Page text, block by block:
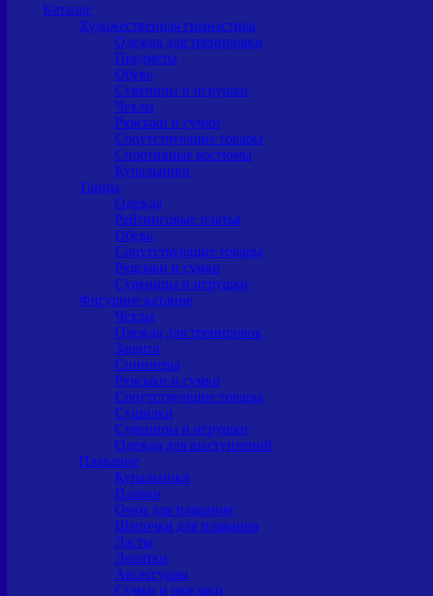
Каталог
Художественная гимнастика
Одежда для тренировки
Предметы
Обувь
Сувениры и игрушки
Чехлы
Рюкзаки и сумки
Сопутствующие товары
Спортивные костюмы
Купальники
Танцы
Одежда
Рейтинговые платья
Обувь
Сопутствующие товары
Рюкзаки и сумки
Сувениры и игрушки
Фигурное катание
Чехлы
Одежда для тренировок
Защита
Спиннеры
Рюкзаки и сумки
Сопутствующие товары
Сушилки
Сувениры и игрушки
Одежда для выступлений
Плавание
Купальники
Плавки
Очки для плавания
Шапочки для плавания
Ласты
Лопатки
Аксессуары
Сумки и рюкзаки